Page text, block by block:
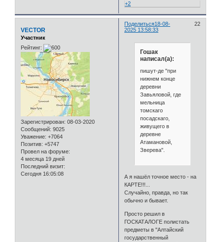
+2
Поделиться 22
18-08-
2025 13:58:33
VECTOR
Участник
Рейтинг:
Зарегистрирован: 08-03-2020
Сообщений: 9025
Уважение: +7064
Позитив: +5747
Провел на форуме:
4 месяца 19 дней
Последний визит:
Сегодня 16:05:08
Гошак
написал(а):
пишут-де "при
нижнем конце
деревни
Завьяловой, где
мельница
томскаго
посадскаго,
живущего в
деревне
Атамановой,
Зверева".
А я нашёл точное место - на
КАРТЕ!!!...
Случайно, правда, но так
обычно и бывает.
Просто решил в
ГОСКАТАЛОГЕ полистать
предметы в "Алтайский
государственный